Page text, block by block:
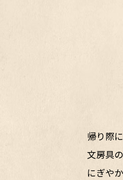
帰り際
文房具
にぎや